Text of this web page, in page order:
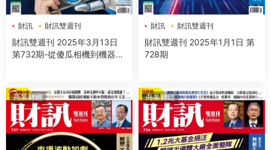
財訊 財訊雙週刊
財訊雙週刊 2025年3月13日
第732期-從傻瓜相機到機器人
財訊 財訊雙週刊
財訊雙週刊 2025年1月1日 第
728期
商業财經 商業财經